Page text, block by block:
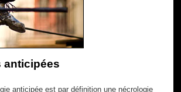
anticipées
anticipée est par définition une nécrologie